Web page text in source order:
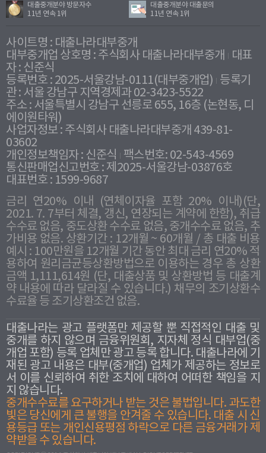
대출중개분야 방문자수
11년 연속 1위
대출중개분야 대출문의
11년 연속 1위
사이트명 : 대출나라대부중개
대부중개업 상호명 : 주식회사 대출나라대부중개
대표
자 : 신준식
등록번호 : 2025-서울강남-0111(대부중개업) 등록기
관 : 서울 강남구 지역경제과 02-3423-5522
주소 : 서울특별시 강남구 선릉로 655, 16층 (논현동, 디
에이원타워)
사업자정보 : 주식회사 대출나라대부중개 439-81-
03602
개인정보책임자 : 신준식
팩스번호: 02-543-4569
통신판매업신고번호 : 제2025-서울강남-03876호
대표번호 : 1599-9687
금리 연20% 이내 (연체이자율 포함 20% 이내)(단,
2021. 7. 7부터 체결, 갱신, 연장되는 계약에 한함), 취급
수수료 없음, 중도상환 수수료 없음, 중개수수료 없음, 추
가비용 없음. 상환기간 : 12개월 ~ 60개월 / 총 대출 비용
예시 : 100만원을 12개월 기간 동안 최대 금리 연20% 적
용하여 원리금균등상환방법으로 이용하는 경우 총 상환
금액 1,111,614원 (단, 대출상품 및 상환방법 등 대출계
약 내용에 따라 달라질 수 있습니다.) 채무의 조기상환수
수료율 등 조기상환조건 없음.
대출나라는 광고 플랫폼만 제공할 뿐 직접적인 대출 및
중개를 하지 않으며 금융위원회, 지자체 정식 대부업(중
개업 포함) 등록 업체만 광고 등록 합니다. 대출나라에 기
재된 광고 내용은 대부(중개업) 업체가 제공하는 정보로
서 이를 신뢰하여 취한 조치에 대하여 어떠한 책임을 지
지 않습니다.
중개수수료를 요구하거나 받는 것은 불법입니다. 과도한
빛은 당신에게 큰 불행을 안겨줄 수 있습니다. 대출 시 신
용등급 또는 개인신용평점 하락으로 다른 금융거래가 제
약받을 수 있습니다.